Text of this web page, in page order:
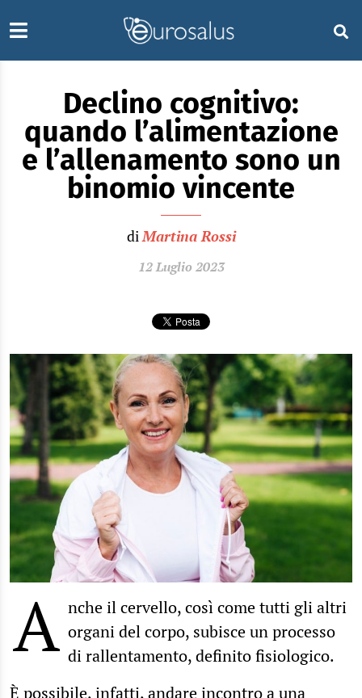
Declino cognitivo:
quando l’alimentazione
e l’allenamento sono un
binomio vincente
diMartina Rossi
12 Luglio 2023
A nche il cervello, così come tutti gli altri
organi del corpo, subisce un processo
di rallentamento, definito fisiologico.
È possibile, infatti, andare incontro a una